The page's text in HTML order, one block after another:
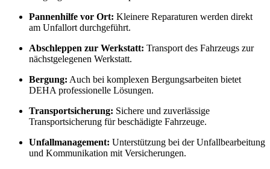
Pannenhilfe vor Ort: Kleinere Reparaturen werden direkt
am Unfallort durchgeführt.
Abschleppen zur Werkstatt: Transport des Fahrzeugs zur
nächstgelegenen Werkstatt.
Bergung: Auch bei komplexen Bergungsarbeiten bietet
DEHA professionelle Lösungen.
Transportsicherung: Sichere und zuverlässige
Transportsicherung für beschädigte Fahrzeuge.
Unfallmanagement: Unterstützung bei der Unfallbearbeitung
und Kommunikation mit Versicherungen.